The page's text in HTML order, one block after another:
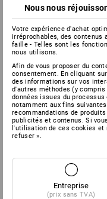
Nous nous
Votre expérience d'achat
irréprochables, des contenus
faille - Telles sont les
nous utilisons.
Afin de vous proposer du
consentement. En cliquant
des informations sur vos
d'autres méthodes (y
données issues du
notamment aux fins
recommandations de
publicités et contenus. Si
l'utilisation de ces cookies et
refuser ».
Entreprise
(prix sans TVA)